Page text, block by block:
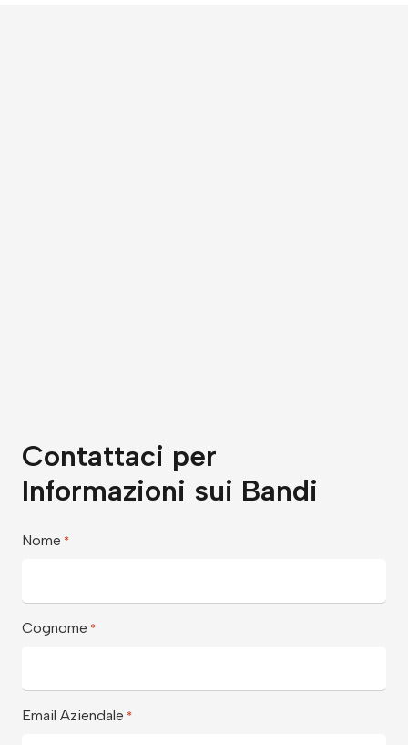
Contattaci per
Informazioni sui Bandi
Nome *
Cognome *
Email Aziendale *